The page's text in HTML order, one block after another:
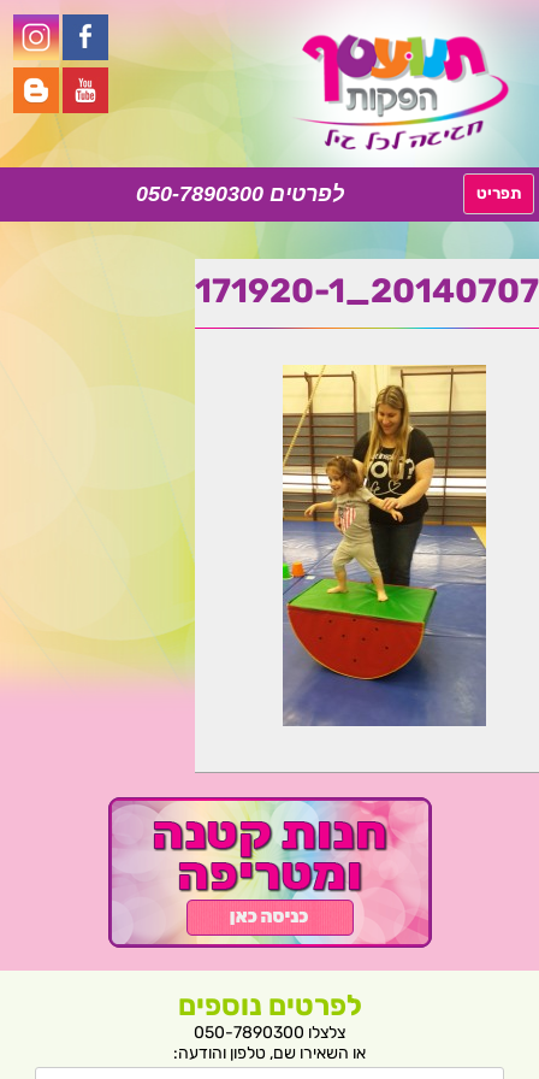
050-7890300 תפריט
לתוכן
20140707_171920-1
לפרטים נוספים
צלצלו 050-7890300
או השאירו שם, טלפון והודעה: